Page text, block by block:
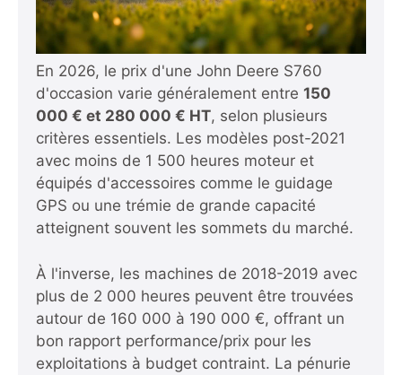
En 2026, le prix d'une John Deere S760
d'occasion varie généralement entre 150
000 € et 280 000 € HT, selon plusieurs
critères essentiels. Les modèles post-2021
avec moins de 1 500 heures moteur et
équipés d'accessoires comme le guidage
GPS ou une trémie de grande capacité
atteignent souvent les sommets du marché.
À l'inverse, les machines de 2018-2019 avec
plus de 2 000 heures peuvent être trouvées
autour de 160 000 à 190 000 €, offrant un
bon rapport performance/prix pour les
exploitations à budget contraint. La pénurie